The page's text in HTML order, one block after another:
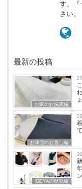
す。『
さい。
最新の投稿
お家のお洗濯編
お洋服のお直し編
ISEYAの歴史編